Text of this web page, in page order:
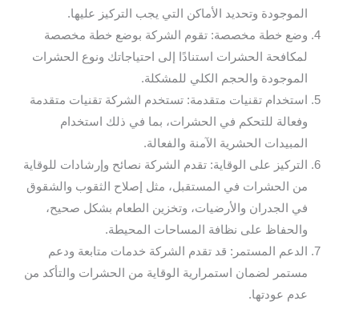
الموجودة وتحديد الأماكن التي يجب التركيز عليها.
وضع خطة مخصصة: تقوم الشركة بوضع خطة مخصصة
لمكافحة الحشرات استنادًا إلى احتياجاتك ونوع الحشرات
الموجودة والحجم الكلي للمشكلة.
استخدام تقنيات متقدمة: تستخدم الشركة تقنيات متقدمة
وفعالة للتحكم في الحشرات، بما في ذلك استخدام
المبيدات الحشرية الآمنة والفعالة.
التركيز على الوقاية: تقدم الشركة نصائح وإرشادات للوقاية
من الحشرات في المستقبل، مثل إصلاح الثقوب والشقوق
في الجدران والأرضيات، وتخزين الطعام بشكل صحيح،
والحفاظ على نظافة المساحات المحيطة.
الدعم المستمر: قد تقدم الشركة خدمات متابعة ودعم
مستمر لضمان استمرارية الوقاية من الحشرات والتأكد من
عدم عودتها.